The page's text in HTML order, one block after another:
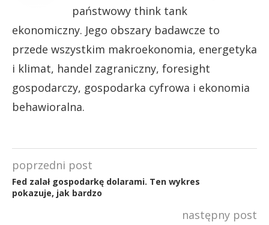
państwowy think tank
ekonomiczny. Jego obszary badawcze to
przede wszystkim makroekonomia, energetyka
i klimat, handel zagraniczny, foresight
gospodarczy, gospodarka cyfrowa i ekonomia
behawioralna.
poprzedni post
Fed zalał gospodarkę dolarami. Ten wykres
pokazuje, jak bardzo
następny post